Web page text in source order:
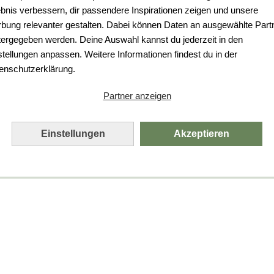
verbessern, dir passendere Inspirationen zeigen und unsere
relevanter gestalten. Dabei können Daten an ausgewählte
werden. Deine Auswahl kannst du jederzeit in den
anpassen. Weitere Informationen findest du in der
Partner anzeigen
Einstellungen Akzeptieren